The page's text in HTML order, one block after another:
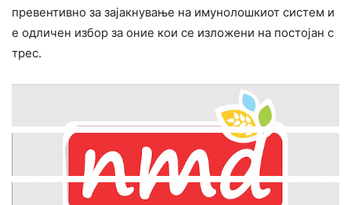
превентивно за зајакнување на имунолошкиот систем и
е одличен избор за оние кои се изложени на постојан с
трес.